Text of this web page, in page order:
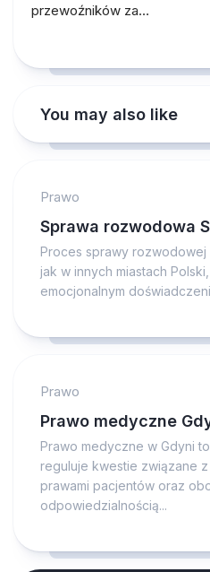
przewoźników za…
You may also like
Prawo
Sprawa rozwodowa
Proces sprawy
jak w innych miastach
emocjonalnym
Prawo
Prawo medyczne
Prawo medyczne w Gdyni
reguluje kwestie związane
prawami pacjentów oraz
odpowiedzialnością...